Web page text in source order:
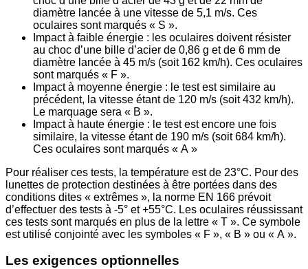
diamètre lancée à une vitesse de 5,1 m/s. Ces
oculaires sont marqués « S ».
Impact à faible énergie : les oculaires doivent résister
au choc d’une bille d’acier de 0,86 g et de 6 mm de
diamètre lancée à 45 m/s (soit 162 km/h). Ces oculaires
sont marqués « F ».
Impact à moyenne énergie : le test est similaire au
précédent, la vitesse étant de 120 m/s (soit 432 km/h).
Le marquage sera « B ».
Impact à haute énergie : le test est encore une fois
similaire, la vitesse étant de 190 m/s (soit 684 km/h).
Ces oculaires sont marqués « A »
Pour réaliser ces tests, la température est de 23°C. Pour des
lunettes de protection destinées à être portées dans des
conditions dites « extrêmes », la norme EN 166 prévoit
d’effectuer des tests à -5° et +55°C. Les oculaires réussissant
ces tests sont marqués en plus de la lettre « T ». Ce symbole
est utilisé conjointé avec les symboles « F », « B » ou « A ».
Les exigences optionnelles